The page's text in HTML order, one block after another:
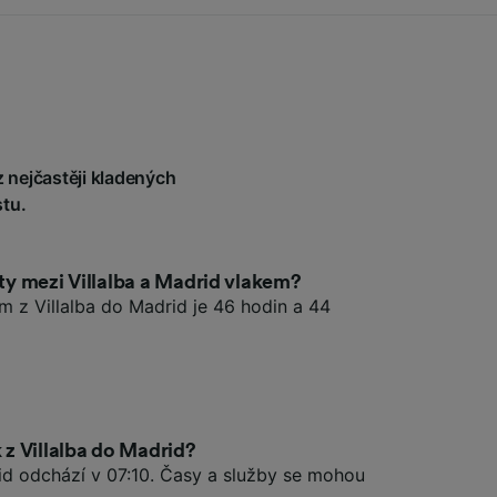
nejčastěji kladených
mezi Villalba a Madrid vlakem?
z Villalba do Madrid je 46 hodin a 44
Villalba do Madrid?
odchází v 07:10. Časy a služby se mohou